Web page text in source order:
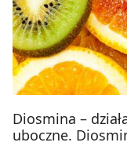
Diosmina –
uboczne.